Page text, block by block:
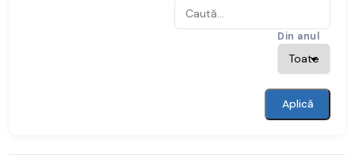
Din anul
Aplică